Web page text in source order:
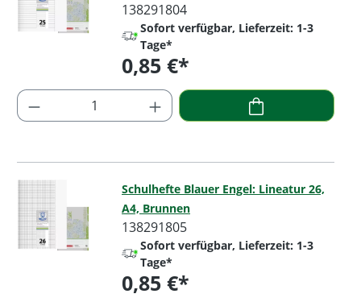
138291804
Sofort verfügbar, Lieferzeit: 1-3
Tage*
Regulärer Preis:
0,85 €*
Produkt Anzahl: Gib den gewünschten
Schulhefte Blauer Engel: Lineatur 26,
A4, Brunnen
138291805
Sofort verfügbar, Lieferzeit: 1-3
Tage*
Regulärer Preis:
0,85 €*